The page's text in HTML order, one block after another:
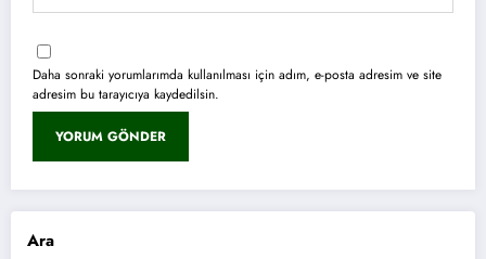
Daha sonraki yorumlarımda kullanılması için adım, e-posta adresim ve site
adresim bu tarayıcıya kaydedilsin.
Ara